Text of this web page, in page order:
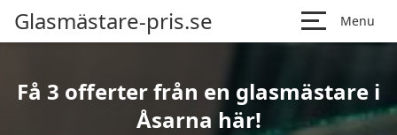
Glasmästare-pris.se Menu
Få 3 offerter från en glasmästare i
Åsarna här!